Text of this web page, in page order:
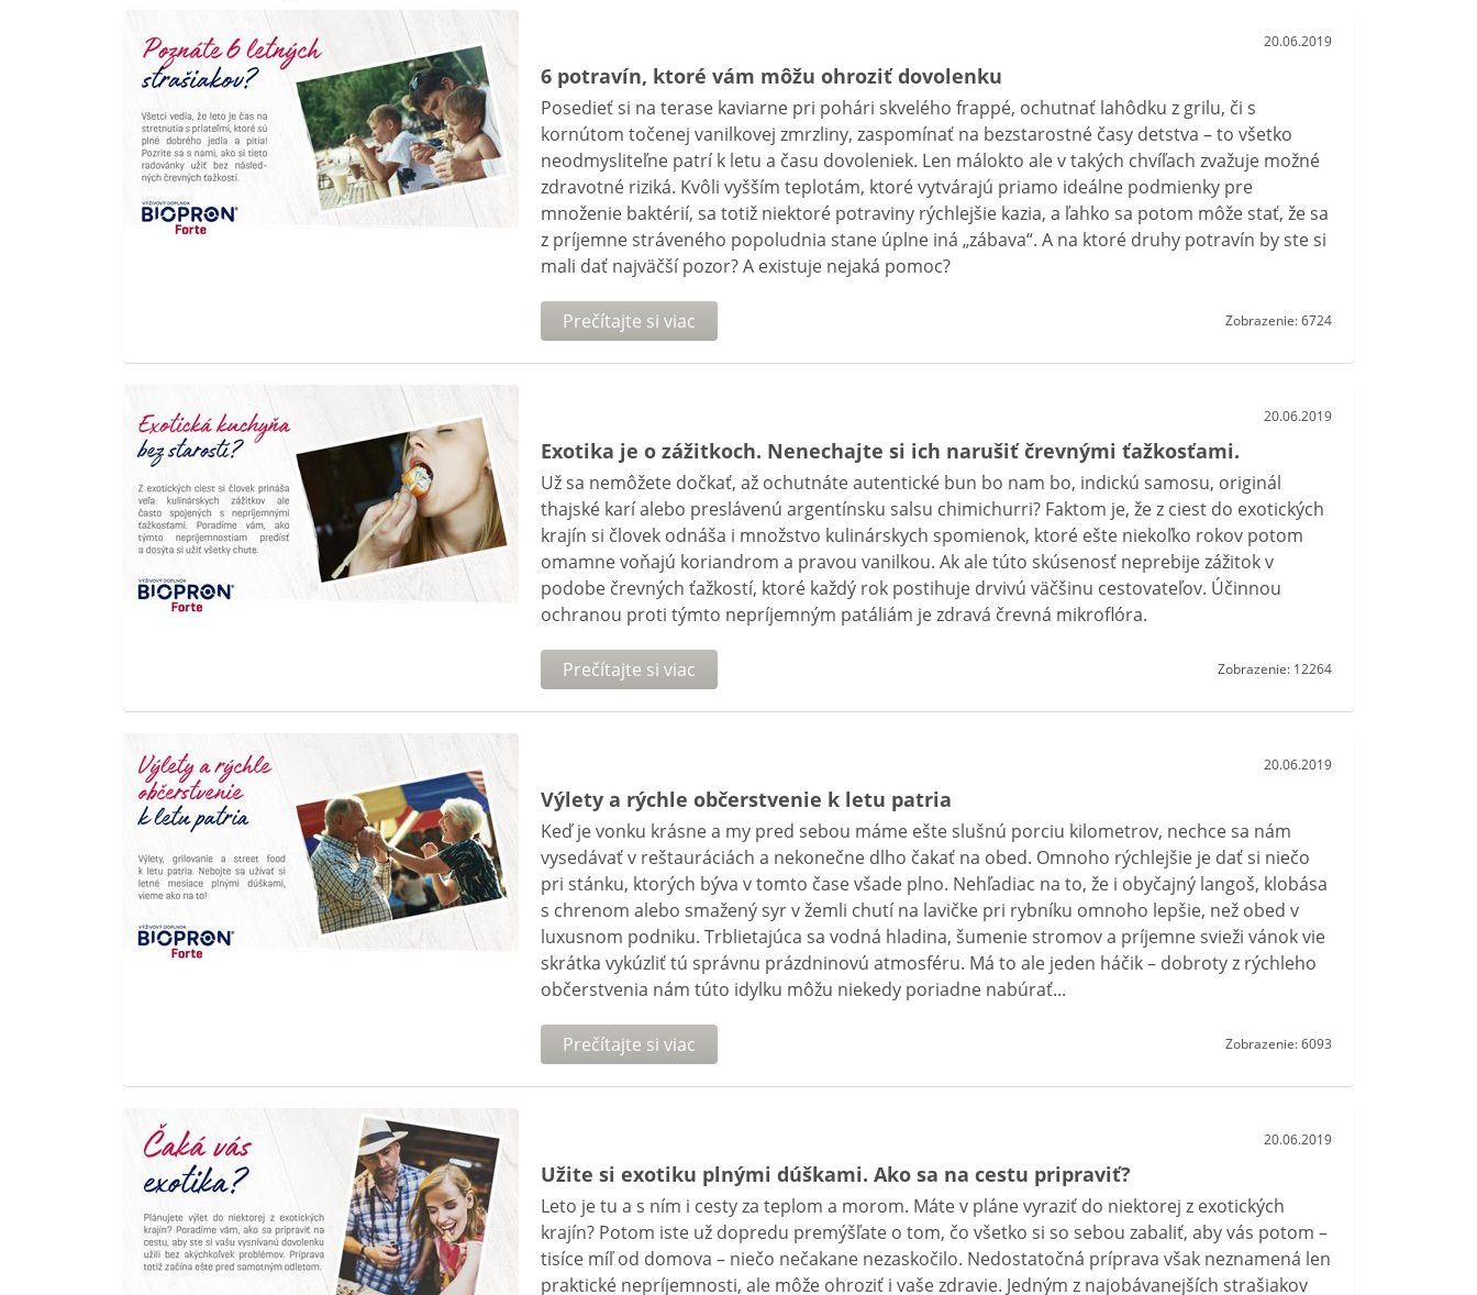
20.06.2019
6 potravín, ktoré vám môžu ohroziť dovolenku
Posedieť si na terase kaviarne pri pohári skvelého frappé, ochutnať lahôdku z grilu, či s
kornútom točenej vanilkovej zmrzliny, zaspomínať na bezstarostné časy detstva – to všetko
neodmysliteľne patrí k letu a času dovoleniek. Len málokto ale v takých chvíľach zvažuje možné
zdravotné riziká. Kvôli vyšším teplotám, ktoré vytvárajú priamo ideálne podmienky pre
množenie baktérií, sa totiž niektoré potraviny rýchlejšie kazia, a ľahko sa potom môže stať, že sa
z príjemne stráveného popoludnia stane úplne iná „zábava“. A na ktoré druhy potravín by ste si
mali dať najväčší pozor? A existuje nejaká pomoc?
Prečítajte si viac Zobrazenie: 6724
20.06.2019
Exotika je o zážitkoch. Nenechajte si ich narušiť črevnými ťažkosťami.
Už sa nemôžete dočkať, až ochutnáte autentické bun bo nam bo, indickú samosu, originál
thajské karí alebo preslávenú argentínsku salsu chimichurri? Faktom je, že z ciest do exotických
krajín si človek odnáša i množstvo kulinárskych spomienok, ktoré ešte niekoľko rokov potom
omamne voňajú koriandrom a pravou vanilkou. Ak ale túto skúsenosť neprebije zážitok v
podobe črevných ťažkostí, ktoré každý rok postihuje drvivú väčšinu cestovateľov. Účinnou
ochranou proti týmto nepríjemným patáliám je zdravá črevná mikroflóra.
Prečítajte si viac Zobrazenie: 12264
20.06.2019
Výlety a rýchle občerstvenie k letu patria
Keď je vonku krásne a my pred sebou máme ešte slušnú porciu kilometrov, nechce sa nám
vysedávať v reštauráciách a nekonečne dlho čakať na obed. Omnoho rýchlejšie je dať si niečo
pri stánku, ktorých býva v tomto čase všade plno. Nehľadiac na to, že i obyčajný langoš, klobása
s chrenom alebo smažený syr v žemli chutí na lavičke pri rybníku omnoho lepšie, než obed v
luxusnom podniku. Trblietajúca sa vodná hladina, šumenie stromov a príjemne svieži vánok vie
skrátka vykúzliť tú správnu prázdninovú atmosféru. Má to ale jeden háčik – dobroty z rýchleho
občerstvenia nám túto idylku môžu niekedy poriadne nabúrať...
Prečítajte si viac Zobrazenie: 6093
20.06.2019
Užite si exotiku plnými dúškami. Ako sa na cestu pripraviť?
Leto je tu a s ním i cesty za teplom a morom. Máte v pláne vyraziť do niektorej z exotických
krajín? Potom iste už dopredu premýšľate o tom, čo všetko si so sebou zabaliť, aby vás potom –
tisíce míľ od domova – niečo nečakane nezaskočilo. Nedostatočná príprava však neznamená len
praktické nepríjemnosti, ale môže ohroziť i vaše zdravie. Jedným z najobávanejších strašiakov